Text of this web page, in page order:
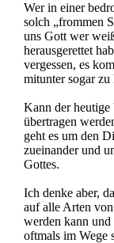
Wer in einer
solch „frommen
uns Gott wer
herausgerettet
vergessen, es
mitunter sogar
Kann der heutige
übertragen
geht es um den
zueinander und
Gottes.
Ich denke aber,
auf alle Arten
werden kann und
oftmals im Wege